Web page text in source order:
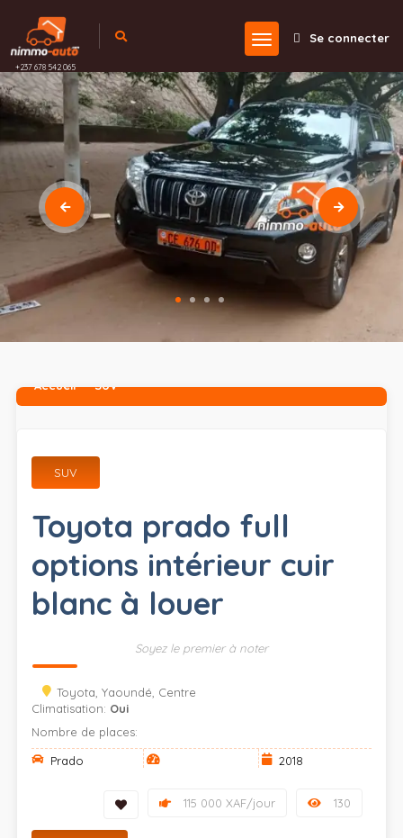
+237 678 542 065
Se connecter
Accueil SUV
SUV
Toyota prado full
options intérieur cuir
blanc à louer
Soyez le premier à noter
Toyota, Yaoundé, Centre
Climatisation: Oui
Nombre de places:
Prado
2018
130
115 000 XAF/jour